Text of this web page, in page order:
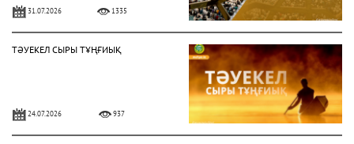
31.07.2026 1335
ТӘУЕКЕЛ СЫРЫ ТҰҢҒИЫҚ
24.07.2026 937